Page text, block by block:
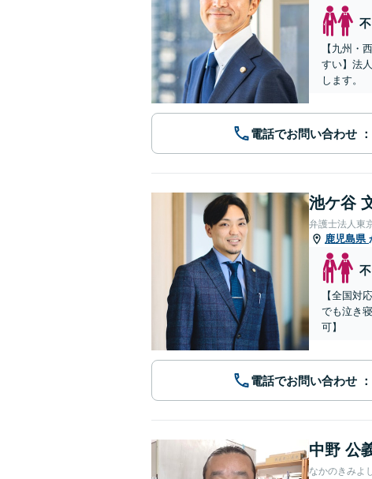
【九州・
すい】法
します。
電話でお問い合わせ
池ケ谷
弁護士法人東
鹿児島県
【全国対
でも泣き
可】
電話でお問い合わせ
中野 公
なかのきみよ